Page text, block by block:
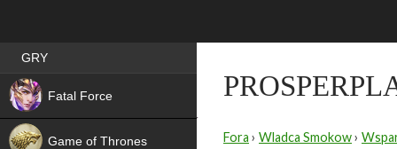
Fora › Wladca Smokow›
Best RPG games in Poland
GRY
Fatal Force
Game of Thrones